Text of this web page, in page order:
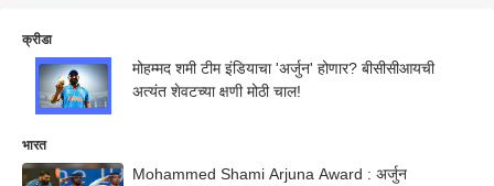
क्रीडा
मोहम्मद शमी टीम इंडियाचा 'अर्जुन' होणार? बीसीसीआयची
अत्यंत शेवटच्या क्षणी मोठी चाल!
भारत
Mohammed Shami Arjuna Award : अर्जुन